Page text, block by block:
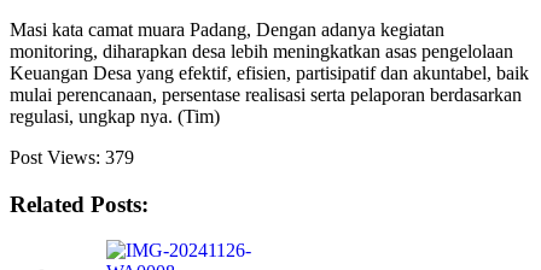
Masi kata camat muara Padang, Dengan adanya kegiatan
monitoring, diharapkan desa lebih meningkatkan asas pengelolaan
Keuangan Desa yang efektif, efisien, partisipatif dan akuntabel, baik
mulai perencanaan, persentase realisasi serta pelaporan berdasarkan
regulasi, ungkap nya. (Tim)
Post Views: 379
Related Posts: